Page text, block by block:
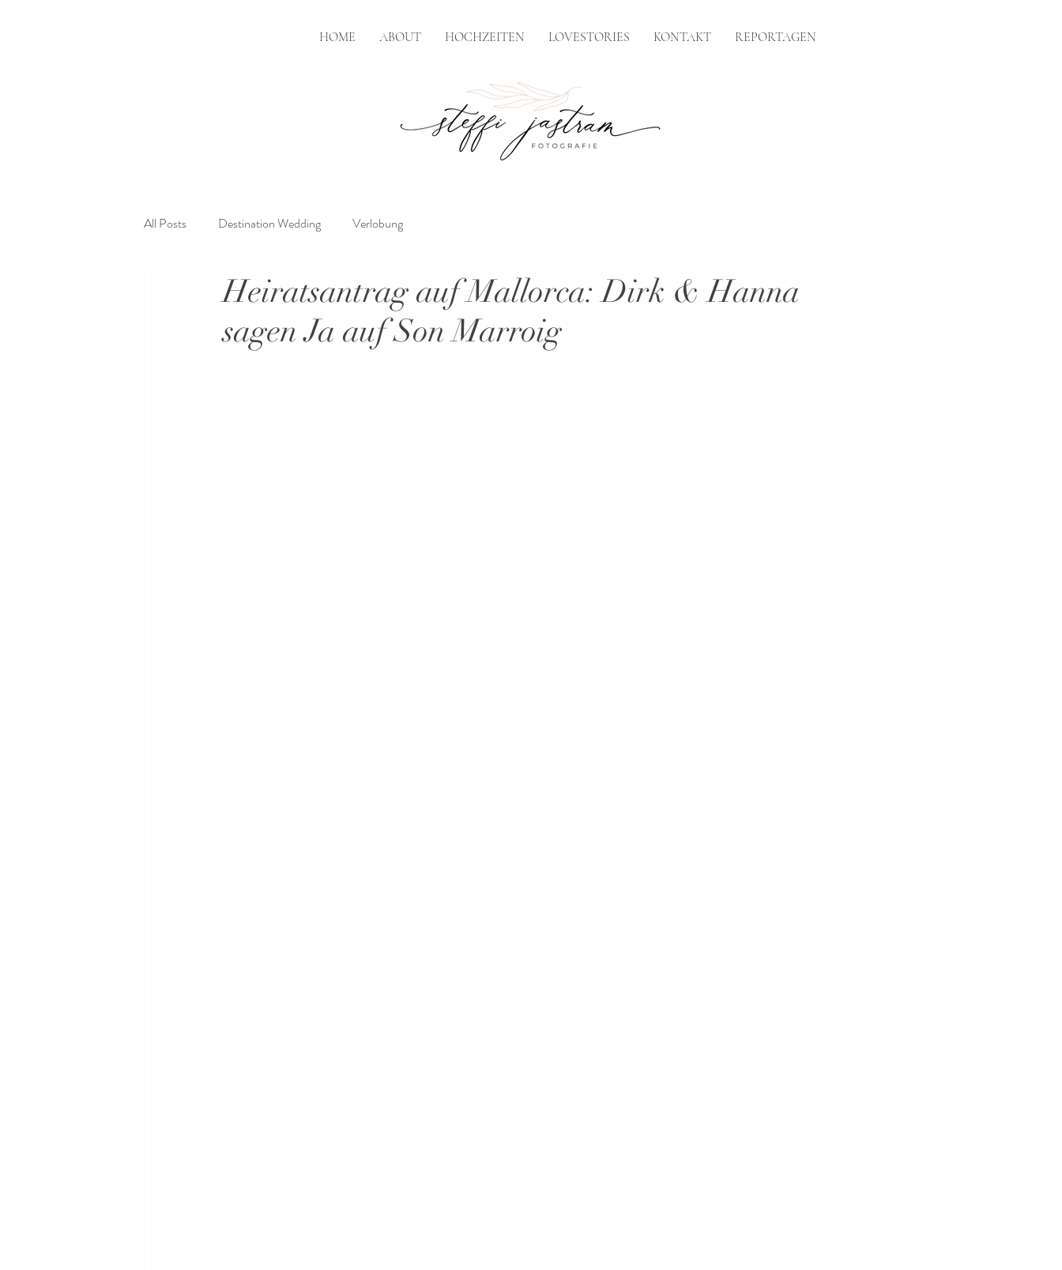
HOME ABOUT HOCHZEITEN LOVESTORIES KONTAKT REPORTAGEN
All Posts Destination Wedding Verlobung
Heiratsantrag auf Mallorca: Dirk & Hanna
sagen Ja auf Son Marroig